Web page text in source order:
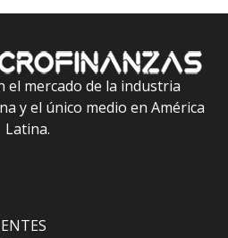
el mercado de la industria
y el único medio en América
Latina.